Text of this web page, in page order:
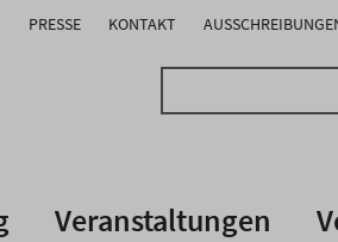
PRESSE KONTAKT
Veranstaltungen